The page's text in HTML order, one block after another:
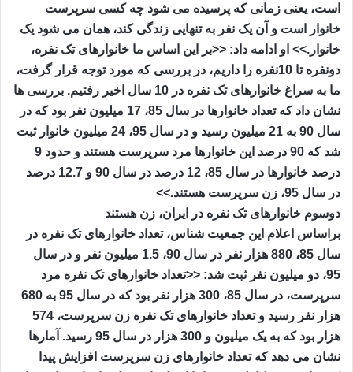
است، یعنی زمانی که پرسیده می شود چه کسی سرپرست
خانوار است و آن یک نفر به تنهایی زندگی کند، همان می شود یک
خانوار.>> او ادامه داد: <<بر این اساس ما خانوارهای تک نفره،
دونفره تا 10نفره را داریم، در بررسی که مورد توجه قرار گرفت،
ما به سراغ خانوارهای تک نفره در 10 سال اخیر رفتیم. بررسی ها
نشان داد که تعداد خانوارها در سال 85، 17 میلیون نفر بود که در
سال 90 به 21 میلیون رسید و در سال 95، 24 میلیون خانوار ثبت
شد که 90 درصد این خانوارها مرد سرپرست هستند و حدود 9
درصد خانوارها در سال 85، 12 درصد در سال 90 و 12.7 درصد
در سال 95، زن سرپرست هستند.>>
دوسوم خانوارهای تک نفره در ایران، زن هستند
براساس اعلام این جمعیت شناس، تعداد خانوارهای تک نفره در
سال 85، 880 هزار نفر در سال 90، 1.5 میلیون نفر و در سال
95، دو میلیون نفر ثبت شد: <<تعداد خانوارهای تک نفره مرد
سرپرست، در سال 85، 300 هزار نفر بود که در سال 95 به 680
هزار نفر رسید و تعداد خانوارهای تک نفره زن سرپرست، 574
هزار بود که به یک میلیون و 300 هزار در سال 95 رسید. آمارها
نشان می دهد که تعداد خانوارهای زن سرپرست افزایش پیدا